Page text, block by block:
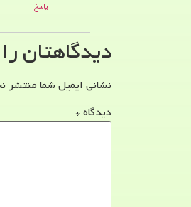
پاسخ
دیدگاهتان
نشانی ایمیل شما منتشر
دیدگاه *